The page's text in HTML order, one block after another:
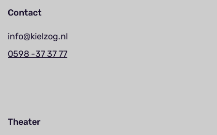
Contact
info@kielzog.nl
0598 -37 37 77
Theater